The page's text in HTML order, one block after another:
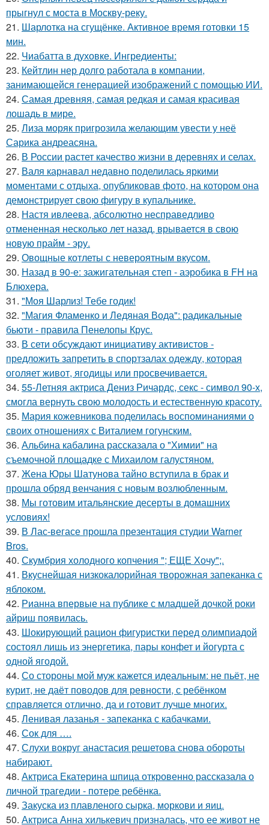
прыгнул с моста в Москву-реку.
21. Шарлотка на сгущёнке. Активное время готовки 15
мин.
22. Чиабатта в духовке. Ингредиенты:
23. Кейтлин нер долго работала в компании,
занимающейся генерацией изображений с помощью ИИ.
24. Самая древняя, самая редкая и самая красивая
лошадь в мире.
25. Лиза моряк пригрозила желающим увести у неё
Сарика андреасяна.
26. В России растет качество жизни в деревнях и селах.
27. Валя карнавал недавно поделилась яркими
моментами с отдыха, опубликовав фото, на котором она
демонстрирует свою фигуру в купальнике.
28. Настя ивлеева, абсолютно несправедливо
отмененная несколько лет назад, врывается в свою
новую прайм - эру.
29. Овощные котлеты с невероятным вкусом.
30. Назад в 90-е: зажигательная степ - аэробика в FH на
Блюхера.
31. "Моя Шарлиз! Тебе годик!
32. "Магия Фламенко и Ледяная Вода": радикальные
бьюти - правила Пенелопы Крус.
33. В сети обсуждают инициативу активистов -
предложить запретить в спортзалах одежду, которая
оголяет живот, ягодицы или просвечивается.
34. 55-Летняя актриса Дениз Ричардс, секс - символ 90-х,
смогла вернуть свою молодость и естественную красоту.
35. Мария кожевникова поделилась воспоминаниями о
своих отношениях с Виталием гогунским.
36. Альбина кабалина рассказала о "Химии" на
съемочной площадке с Михаилом галустяном.
37. Жена Юры Шатунова тайно вступила в брак и
прошла обряд венчания с новым возлюбленным.
38. Мы готовим итальянские десерты в домашних
условиях!
39. В Лас-вегасе прошла презентация студии Warner
Bros.
40. Скумбрия холодного копчения "; ЕЩЕ Хочу";.
41. Вкуснейшая низкокалорийная творожная запеканка с
яблоком.
42. Рианна впервые на публике с младшей дочкой роки
айриш появилась.
43. Шокирующий рацион фигуристки перед олимпиадой
состоял лишь из энергетика, пары конфет и йогурта с
одной ягодой.
44. Со стороны мой муж кажется идеальным: не пьёт, не
курит, не даёт поводов для ревности, с ребёнком
справляется отлично, да и готовит лучше многих.
45. Ленивая лазанья - запеканка с кабачками.
46. Сок для ….
47. Слухи вокруг анастасия решетова снова обороты
набирают.
48. Актриса Екатерина шпица откровенно рассказала о
личной трагедии - потере ребёнка.
49. Закуска из плавленого сырка, моркови и яиц.
50. Актриса Анна хилькевич призналась, что ее живот не